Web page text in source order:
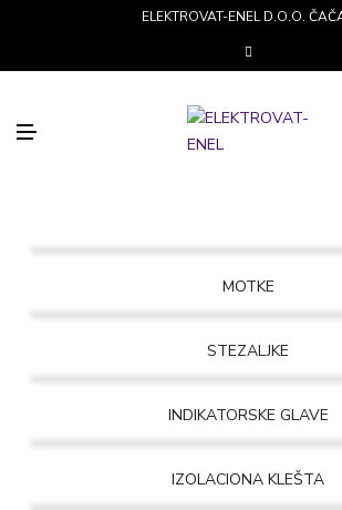
ELEKTROVAT-ENEL D.O.O.
MOTKE
STEZALJKE
INDIKATORSKE GLAVE
IZOLACIONA KLEŠTA